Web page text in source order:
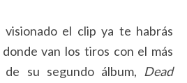
visionado el clip ya te habrás
van los tiros con el más
su segundo álbum, Dead